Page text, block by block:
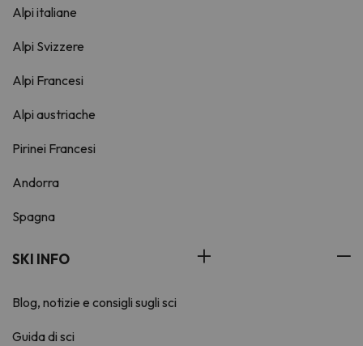
Alpi italiane
Alpi Svizzere
Alpi Francesi
Alpi austriache
Pirinei Francesi
Andorra
Spagna
SKI INFO
Blog, notizie e consigli sugli sci
Guida di sci